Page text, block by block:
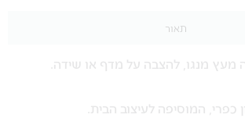
תאור
מעץ מנגו, להצבה על מדף או שידה.
כפרי, המוסיפה לעיצוב הבית.